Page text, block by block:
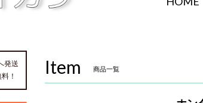
Item 商品一覧
発送
！